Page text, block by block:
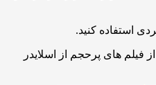
کنید.
پرحجم از اسلایدر